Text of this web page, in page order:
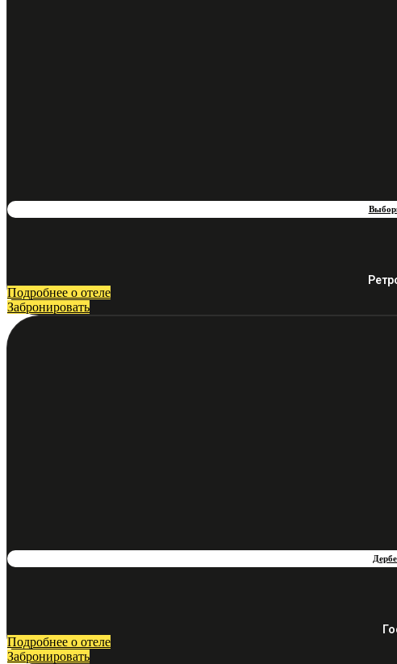
Подробнее о отеле
Забронировать
Подробнее о отеле
Забронировать